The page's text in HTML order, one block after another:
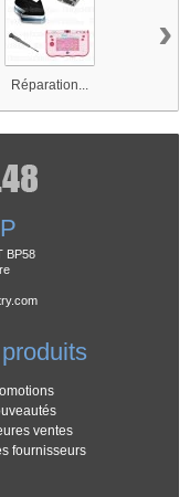
Réparation...
›
BP58
ventes
fournisseurs